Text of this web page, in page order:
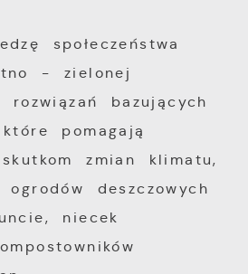
społeczeństwa
- zielonej
bazujących
pomagają
zmian klimatu,
ogrodów deszczowych
niecek